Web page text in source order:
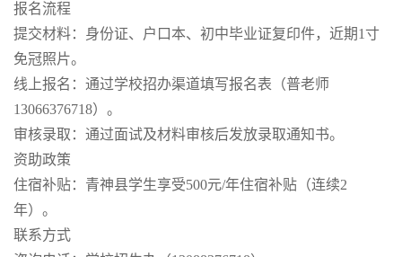
报名流程
提交材料：身份证、户口本、初中毕业证复印件，近期1寸
免冠照片。
线上报名：通过学校招办渠道填写报名表（普老师
13066376718）。
审核录取：通过面试及材料审核后发放录取通知书。
资助政策
住宿补贴：青神县学生享受500元/年住宿补贴（连续2
年）。
联系方式